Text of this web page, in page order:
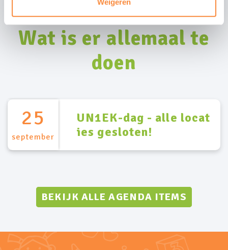
Weigeren
Agenda
Wat is er allemaal te
doen
25
september
UN1EK-dag - alle locat
ies gesloten!
BEKIJK ALLE AGENDA ITEMS